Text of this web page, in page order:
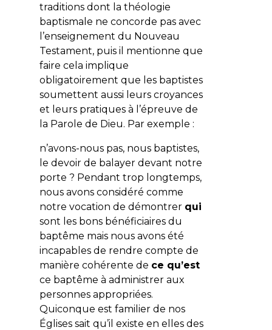
traditions dont la théologie
baptismale ne concorde pas avec
l’enseignement du Nouveau
Testament, puis il mentionne que
faire cela implique
obligatoirement que les baptistes
soumettent aussi leurs croyances
et leurs pratiques à l’épreuve de
la Parole de Dieu. Par exemple :
n’avons-nous pas, nous baptistes,
le devoir de balayer devant notre
porte ? Pendant trop longtemps,
nous avons considéré comme
notre vocation de démontrer qui
sont les bons bénéficiaires du
baptême mais nous avons été
incapables de rendre compte de
manière cohérente de ce qu’est
ce baptême à administrer aux
personnes appropriées.
Quiconque est familier de nos
Églises sait qu’il existe en elles des